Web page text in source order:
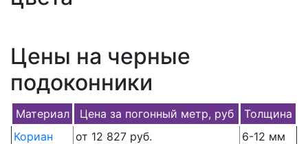
Цены на черные
подоконники
Материал Цена за погонный метр, руб
Толщина
Кориан
от 12 827 руб.
6-12 мм